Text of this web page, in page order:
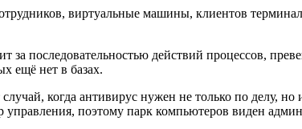
виртуальные машины, клиентов
за последовательностью действий процессов,
ещё нет в базах.
когда антивирус нужен не только по делу,
поэтому парк компьютеров виден